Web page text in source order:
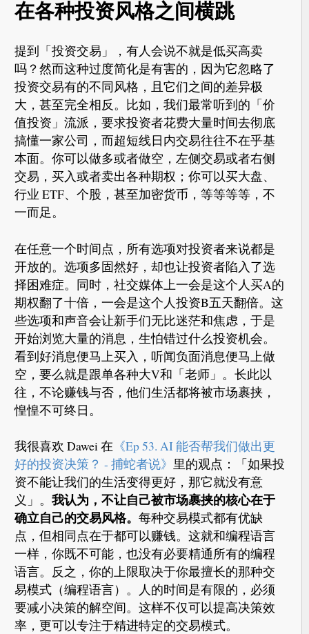
在各种投资风格之间横跳
提到「投资交易」，有人会说不就是低买高卖
吗？然而这种过度简化是有害的，因为它忽略了
投资交易有的不同风格，且它们之间的差异极
大，甚至完全相反。比如，我们最常听到的「价
值投资」流派，要求投资者花费大量时间去彻底
搞懂一家公司，而超短线日内交易往往不在乎基
本面。你可以做多或者做空，左侧交易或者右侧
交易，买入或者卖出各种期权；你可以买大盘、
行业 ETF、个股，甚至加密货币，等等等等，不
一而足。
在任意一个时间点，所有选项对投资者来说都是
开放的。选项多固然好，却也让投资者陷入了选
择困难症。同时，社交媒体上一会是这个人买A的
期权翻了十倍，一会是这个人投资B五天翻倍。这
些选项和声音会让新手们无比迷茫和焦虑，于是
开始浏览大量的消息，生怕错过什么投资机会。
看到好消息便马上买入，听闻负面消息便马上做
空，要么就是跟单各种大V和「老师」。长此以
往，不论赚钱与否，他们生活都将被市场裹挟，
惶惶不可终日。
我很喜欢 Dawei 在 《Ep 53. AI 能否帮我们做出更
好的投资决策？ - 捕蛇者说》 里的观点：「如果投
资不能让我们的生活变得更好，那它就没有意
义」。 我认为，不让自己被市场裹挟的核心在于
确立自己的交易风格。 每种交易模式都有优缺
点，但相同点在于都可以赚钱。这就和编程语言
一样，你既不可能，也没有必要精通所有的编程
语言。反之，你的上限取决于你最擅长的那种交
易模式（编程语言）。人的时间是有限的，必须
要减小决策的解空间。这样不仅可以提高决策效
率，更可以专注于精进特定的交易模式。